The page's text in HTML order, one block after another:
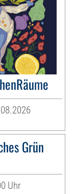
Grün
Uhr